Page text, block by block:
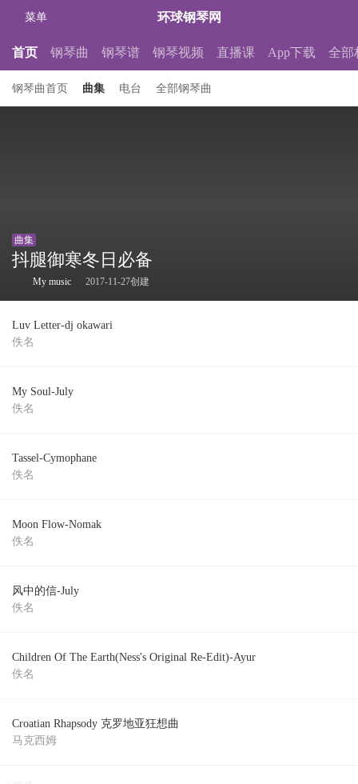
环球钢琴网
菜单
首页 钢琴曲 钢琴谱 钢琴视频 直播课 App下载 全部
钢琴曲首页 曲集 电台 全部钢琴曲
曲集
抖腿御寒冬日必备
My music 2017-11-27创建
Luv Letter-dj okawari
佚名
My Soul-July
佚名
Tassel-Cymophane
佚名
Moon Flow-Nomak
佚名
风中的信-July
佚名
Children Of The Earth(Ness's Original Re-Edit)-Ayur
佚名
Croatian Rhapsody 克罗地亚狂想曲
马克西姆